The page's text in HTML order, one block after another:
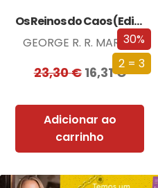
30%
2 = 3
Os Reinos do Caos (Edição especial limitada)
GEORGE R. R. MARTIN
23,30€ 16,31€
Adicionar ao
carrinho